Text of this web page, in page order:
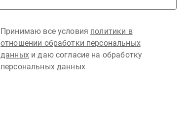
Принимаю все условия политики в
отношении обработки персональных
данныхи даю согласие на обработку
персональных данных